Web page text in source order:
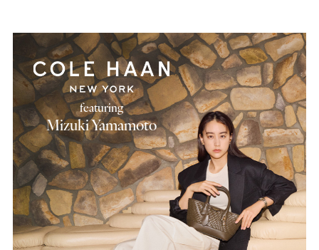
featuring
Mizuki Yamamoto